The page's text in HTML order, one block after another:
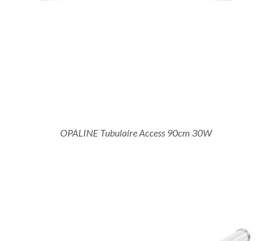
OPALINE Tubulaire Access 90cm 30W